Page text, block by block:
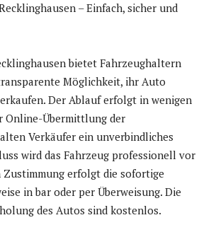
– Einfach, sicher und
bietet Fahrzeughaltern
Möglichkeit, ihr Auto
Der Ablauf erfolgt in wenigen
Online-Übermittlung der
Verkäufer ein unverbindliches
wird das Fahrzeug professionell vor
erfolgt die sofortige
in bar oder per Überweisung. Die
des Autos sind kostenlos.